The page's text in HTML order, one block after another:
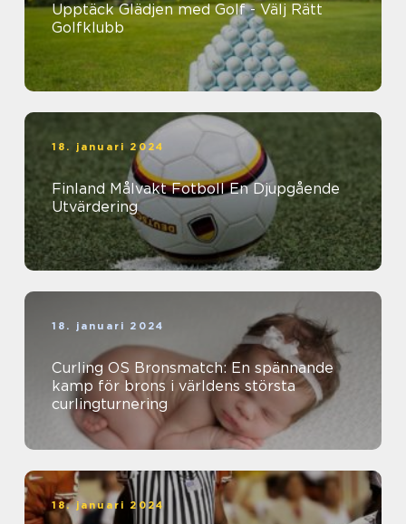
Upptäck Glädjen med Golf - Välj Rätt
Golfklubb
18. januari 2024
Finland Målvakt Fotboll En Djupgående
Utvärdering
18. januari 2024
Curling OS Bronsmatch: En spännande
kamp för brons i världens största
curlingturnering
18. januari 2024